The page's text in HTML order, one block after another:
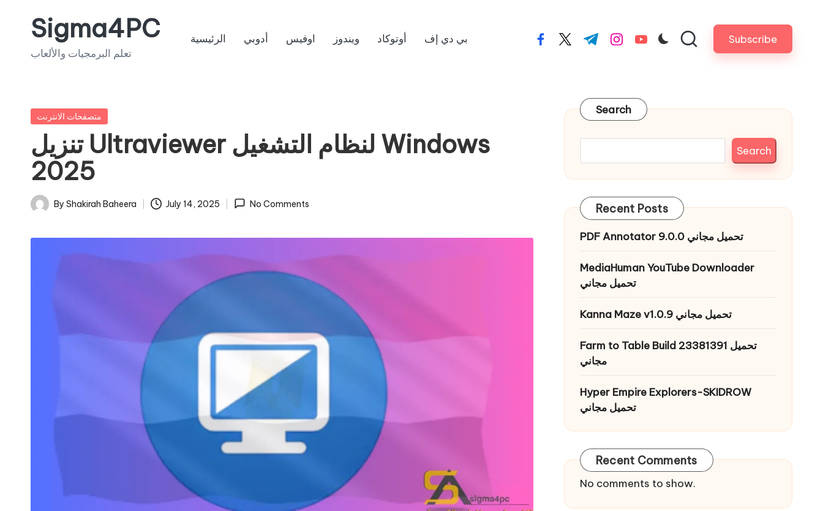
Sigma4PC
تعلم البرمجيات والألعاب
الرئيسية أدوبي اوفيس ويندوز أوتوكاد بي دي إف facebook.com
twitter.com
t.me instagram.com
youtube.com Subscribe
Posted
متصفحات الانترنت
تنزيل Ultraviewer لنظام التشغيل Windows
2025
Posted
By Shakirah Baheera July 14, 2025 No Comments
Search
Search
Recent Posts
PDF Annotator 9.0.0 تحميل مجاني
MediaHuman YouTube Downloader
تحميل مجاني
Kanna Maze v1.0.9 تحميل مجاني
Farm to Table Build 23381391 تحميل
مجاني
Hyper Empire Explorers-SKIDROW
تحميل مجاني
Recent Comments
No comments to show.